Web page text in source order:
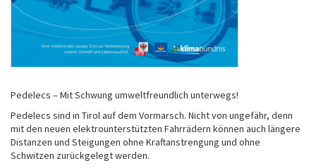
Pedelecs – Mit Schwung umweltfreundlich unterwegs!
Pedelecs sind in Tirol auf dem Vormarsch. Nicht von ungefähr, denn
mit den neuen elektrounterstützten Fahrrädern können auch längere
Distanzen und Steigungen ohne Kraftanstrengung und ohne
Schwitzen zurückgelegt werden.